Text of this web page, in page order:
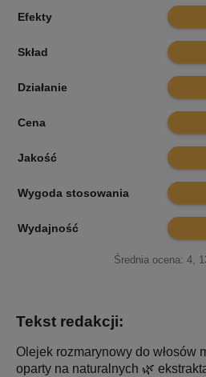
Efekty 8.4
Skład 8.1
Działanie 8.1
Cena 8.1
Jakość 8.2
Wygoda stosowania 7.2
Wydajność 7.8
Średnia ocena: 4
Tekst redakcji:
Olejek rozmarynowy do włosów
oparty na naturalnych 🌿